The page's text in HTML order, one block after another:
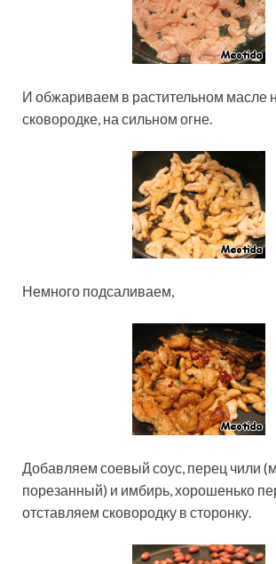
И обжариваем в растительном масле
сковородке, на сильном огне.
Немного подсаливаем,
Добавляем соевый соус, перец чили
порезанный) и имбирь, хорошенько
отставляем сковородку в сторонку.